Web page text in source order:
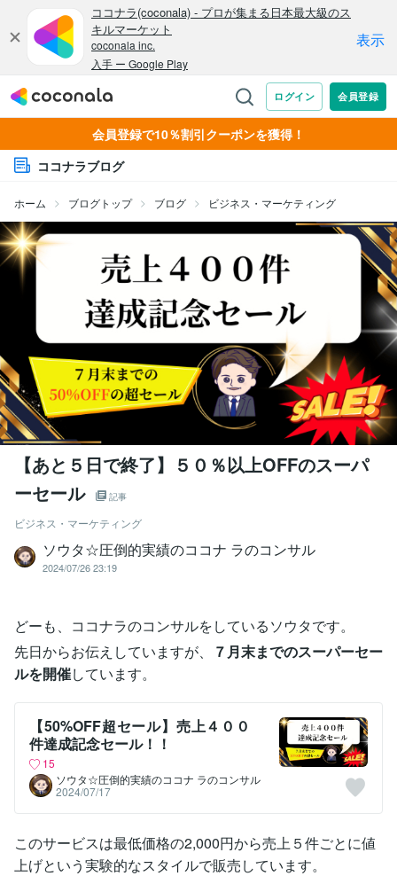
会員登録で10％割引クーポンを獲得！
ココナラブログ
ホーム ブログトップ ブログ ビジネス・マーケティング
【あと５日で終了】５０％以上OFFのスーパ
ーセール
記事
ビジネス・マーケティング
ソウタ☆圧倒的実績のココナ ラのコンサル
2024/07/26 23:19
どーも、ココナラのコンサルをしているソウタです。
先日からお伝えしていますが、
７月末までのスーパーセー
ルを開催しています。
【50%OFF超セール】売上４００
件達成記念セール！！
15
ソウタ☆圧倒的実績のココナ ラのコンサル
2024/07/17
このサービスは最低価格の2,000円から売上５件ごとに値
上げという実験的なスタイルで販売しています。